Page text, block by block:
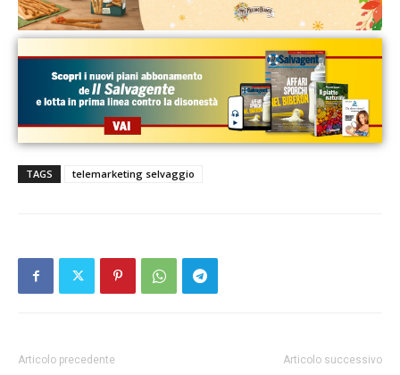
TAGS telemarketing selvaggio
Articolo precedente Articolo successivo